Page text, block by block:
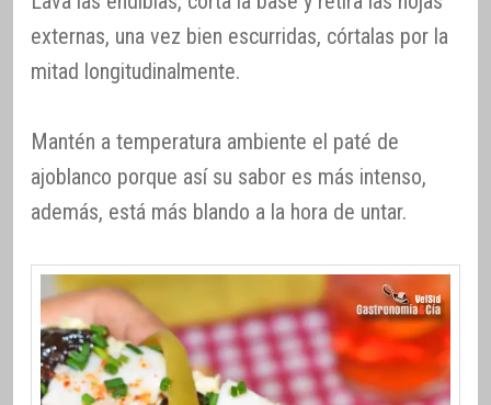
externas, una vez bien escurridas, córtalas por la
mitad longitudinalmente.
Mantén a temperatura ambiente el paté de
ajoblanco porque así su sabor es más intenso,
además, está más blando a la hora de untar.